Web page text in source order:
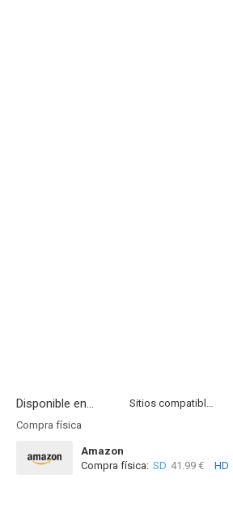
Disponible en...
Sitios compatibles
Compra física
Amazon
Compra física: SD 41.99 € HD